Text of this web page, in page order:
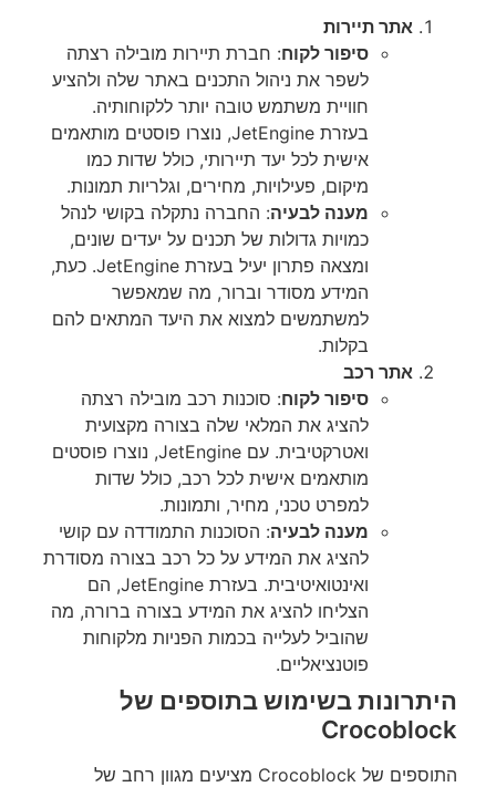
אתר תיירות
סיפור לקוח: חברת תיירות מובילה רצתה
לשפר את ניהול התכנים באתר שלה ולהציע
חוויית משתמש טובה יותר ללקוחותיה.
בעזרת JetEngine, נוצרו פוסטים מותאמים
אישית לכל יעד תיירותי, כולל שדות כמו
מיקום, פעילויות, מחירים, וגלריות תמונות.
מענה לבעיה: החברה נתקלה בקושי לנהל
כמויות גדולות של תכנים על יעדים שונים,
ומצאה פתרון יעיל בעזרת JetEngine. כעת,
המידע מסודר וברור, מה שמאפשר
למשתמשים למצוא את היעד המתאים להם
בקלות.
אתר רכב
סיפור לקוח: סוכנות רכב מובילה רצתה
להציג את המלאי שלה בצורה מקצועית
ואטרקטיבית. עם JetEngine, נוצרו פוסטים
מותאמים אישית לכל רכב, כולל שדות
למפרט טכני, מחיר, ותמונות.
מענה לבעיה: הסוכנות התמודדה עם קושי
להציג את המידע על כל רכב בצורה מסודרת
ואינטואיטיבית. בעזרת JetEngine, הם
הצליחו להציג את המידע בצורה ברורה, מה
שהוביל לעלייה בכמות הפניות מלקוחות
פוטנציאליים.
היתרונות בשימוש בתוספים של
Crocoblock
התוספים של Crocoblock מציעים מגוון רחב של